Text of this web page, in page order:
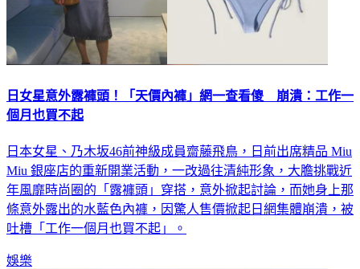
日女星意外露褲頭！「天價內褲」網一查看傻 崩潰：工作一
個月也買不起
日本女星、乃木坂46前神級成員齋藤飛鳥，日前出席精品 Miu
Miu 銀座店的重新開業活動，一改過往清純形象，大膽挑戰近
年風靡時尚圈的「露褲頭」穿搭，意外掀起討論，而她身上那
條意外露出的水藍色內褲，因驚人售價掀起日網集體崩潰，被
吐槽「工作一個月也買不起」。
娛樂